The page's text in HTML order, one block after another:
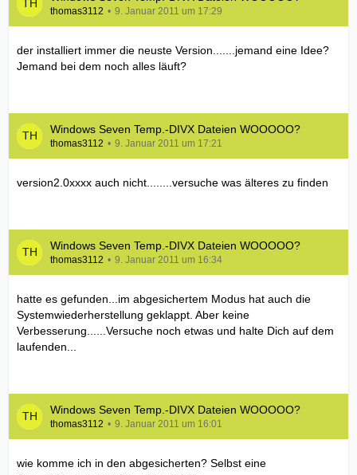
thomas3112 9. Januar 2011 um 17:29
der installiert immer die neuste Version.......jemand eine Idee?
Jemand bei dem noch alles läuft?
Windows Seven Temp.-DIVX Dateien WOOOOO?
thomas3112 9. Januar 2011 um 17:21
version2.0xxxx auch nicht........versuche was älteres zu finden
Windows Seven Temp.-DIVX Dateien WOOOOO?
thomas3112 9. Januar 2011 um 16:34
hatte es gefunden...im abgesichertem Modus hat auch die
Systemwiederherstellung geklappt. Aber keine
Verbesserung......Versuche noch etwas und halte Dich auf dem
laufenden...
Windows Seven Temp.-DIVX Dateien WOOOOO?
thomas3112 9. Januar 2011 um 16:01
wie komme ich in den abgesicherten? Selbst eine